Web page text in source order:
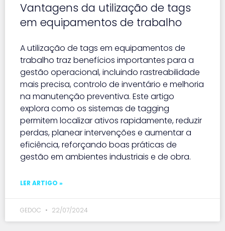
Vantagens da utilização de tags
em equipamentos de trabalho
A utilização de tags em equipamentos de
trabalho traz benefícios importantes para a
gestão operacional, incluindo rastreabilidade
mais precisa, controlo de inventário e melhoria
na manutenção preventiva. Este artigo
explora como os sistemas de tagging
permitem localizar ativos rapidamente, reduzir
perdas, planear intervenções e aumentar a
eficiência, reforçando boas práticas de
gestão em ambientes industriais e de obra.
LER ARTIGO »
GEDOC 22/07/2024